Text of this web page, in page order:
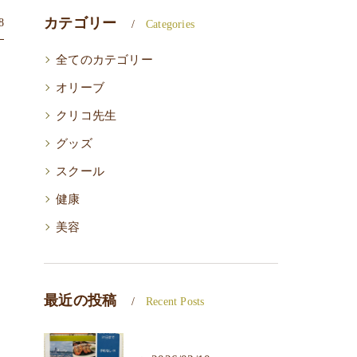
カテゴリー Categories
全てのカテゴリー
オリーブ
クリコ先生
グッズ
スクール
健康
美容
最近の投稿 Recent Posts